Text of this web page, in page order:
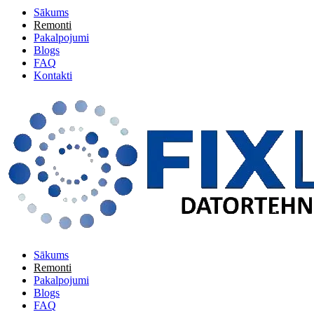
Sākums
Remonti
Pakalpojumi
Blogs
FAQ
Kontakti
Sākums
Remonti
Pakalpojumi
Blogs
FAQ